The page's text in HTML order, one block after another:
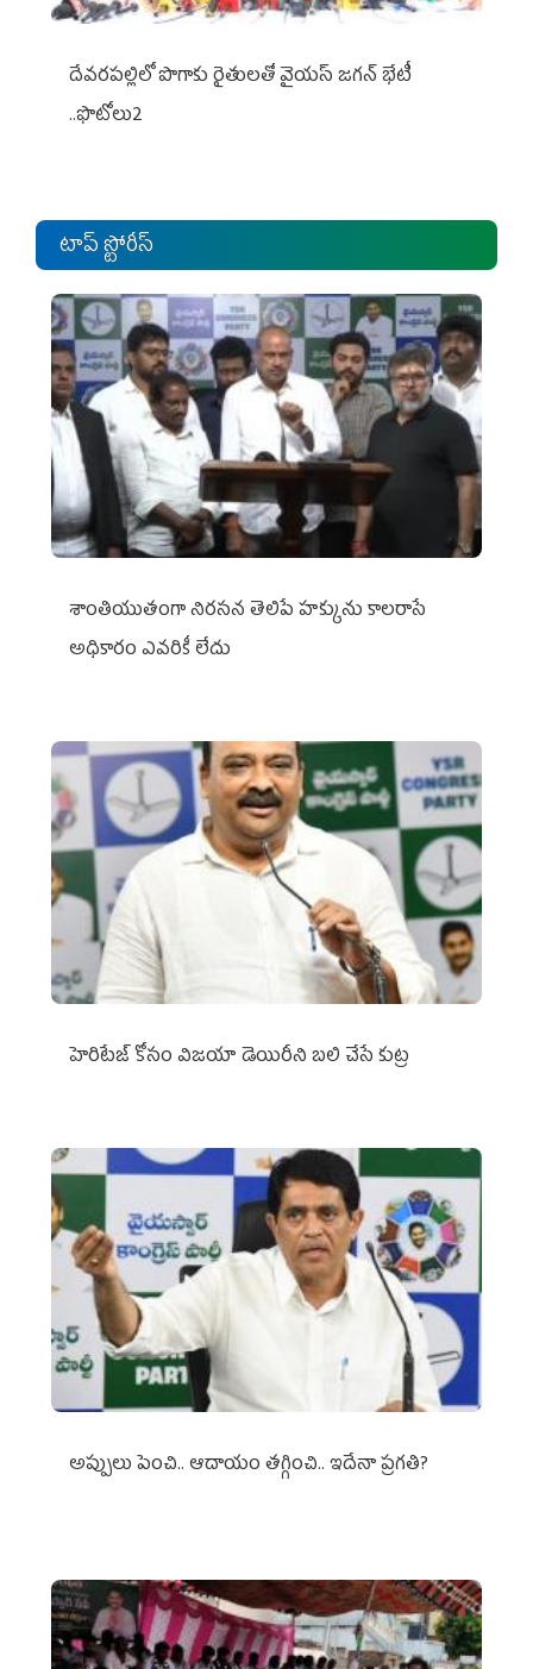
దేవరపల్లిలో పొగాకు రైతులతో వైయస్ జగన్ భేటీ
..ఫొటోలు2
టాప్ స్టోరీస్
శాంతియుతంగా నిరసన తెలిపే హక్కును కాలరాసే
అధికారం ఎవరికీ లేదు
హెరిటేజ్ కోసం విజయా డెయిరీని బలి చేసే కుట్ర‌
అప్పులు పెంచి.. ఆదాయం తగ్గించి.. ఇదేనా ప్రగతి?